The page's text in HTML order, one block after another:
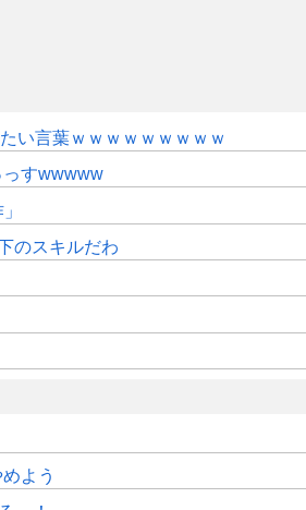
い言葉ｗｗｗｗｗｗｗｗｗ
すwwwww
のスキルだわ
よう